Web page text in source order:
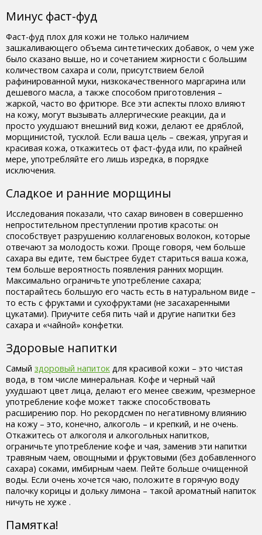
Минус фаст-фуд
Фаст-фуд плох для кожи не только наличием
зашкаливающего объема синтетических добавок, о чем уже
было сказано выше, но и сочетанием жирности с большим
количеством сахара и соли, присутствием белой
рафинированной муки, низкокачественного маргарина или
дешевого масла, а также способом приготовления –
жаркой, часто во фритюре. Все эти аспекты плохо влияют
на кожу, могут вызывать аллергические реакции, да и
просто ухудшают внешний вид кожи, делают ее дряблой,
морщинистой, тусклой. Если ваша цель – свежая, упругая и
красивая кожа, откажитесь от фаст-фуда или, по крайней
мере, употребляйте его лишь изредка, в порядке
исключения.
Сладкое и ранние морщины
Исследования показали, что сахар виновен в совершенно
непростительном преступлении против красоты: он
способствует разрушению коллагеновых волокон, которые
отвечают за молодость кожи. Проще говоря, чем больше
сахара вы едите, тем быстрее будет стариться ваша кожа,
тем больше вероятность появления ранних морщин.
Максимально ограничьте употребление сахара;
постарайтесь большую его часть есть в натуральном виде –
то есть с фруктами и сухофруктами (не засахаренными
цукатами). Приучите себя пить чай и другие напитки без
сахара и «чайной» конфетки.
Здоровые напитки
Самый здоровый напиток для красивой кожи – это чистая
вода, в том числе минеральная. Кофе и черный чай
ухудшают цвет лица, делают его менее свежим, чрезмерное
употребление кофе может также способствовать
расширению пор. Но рекордсмен по негативному влиянию
на кожу – это, конечно, алкоголь – и крепкий, и не очень.
Откажитесь от алкоголя и алкогольных напитков,
ограничьте употребление кофе и чая, заменив эти напитки
травяным чаем, овощными и фруктовыми (без добавленного
сахара) соками, имбирным чаем. Пейте больше очищенной
воды. Если очень хочется чаю, положите в горячую воду
палочку корицы и дольку лимона – такой ароматный напиток
ничуть не хуже .
Памятка!